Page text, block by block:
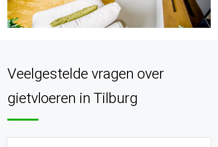
Veelgestelde vragen over
gietvloeren in Tilburg